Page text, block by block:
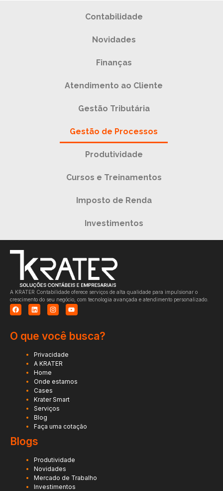
Contabilidade
Novidades
Finanças
Atendimento ao Cliente
Gestão Tributária
Gestão de Processos
Produtividade
Cursos e Treinamentos
Imposto de Renda
Investimentos
A KRATER Contabilidade oferece serviços de alta qualidade para impulsionar o
crescimento do seu negócio, com tecnologia avançada e atendimento personalizado.
O que você busca?
Privacidade
A KRATER
Home
Onde estamos
Cases
Krater Smart
Serviços
Blog
Faça uma cotação
Blogs
Produtividade
Novidades
Mercado de Trabalho
Investimentos